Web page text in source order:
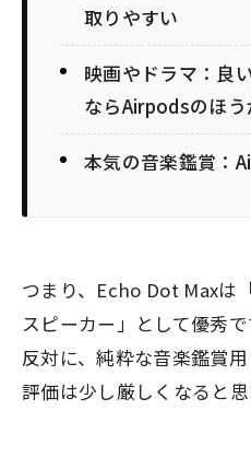
取りやすい
映画やドラマ：良
ならAirpodsのほう
本気の音楽鑑賞：
つまり、Echo Dot Maxは
スピーカー」として優秀で
反対に、純粋な音楽鑑賞
評価は少し厳しくなると思